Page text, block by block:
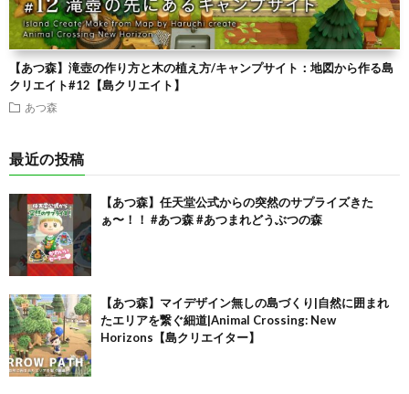
【あつ森】滝壺の作り方と木の植え方/キャンプサイト：地図から作る島
クリエイト#12【島クリエイト】
あつ森
最近の投稿
【あつ森】任天堂公式からの突然のサプライズきた
ぁ〜！！ #あつ森 #あつまれどうぶつの森
【あつ森】マイデザイン無しの島づくり|自然に囲まれ
たエリアを繋ぐ細道|Animal Crossing: New
Horizons【島クリエイター】